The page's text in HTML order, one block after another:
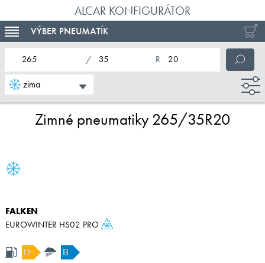
ALCAR KONFIGURÁTOR
TOGGLE NAVIGATION
VÝBER PNEUMATÍK
zima
nominálna šírka pneumatiky
profil pneumatiky
nominálny priemer pneumatiky
Zimné pneumatiky 265/35R20
FALKEN
EUROWINTER HS02 PRO
D B